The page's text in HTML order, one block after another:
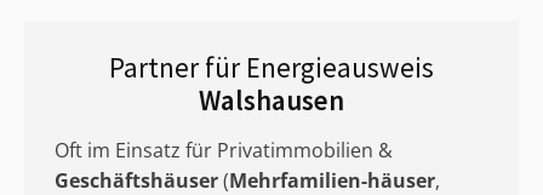
Partner für Energieausweis
Walshausen
Oft im Einsatz für Privatimmobilien &
Geschäftshäuser(Mehrfamilien-häuser,